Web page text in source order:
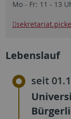
Mo - Fr: 11 - 13
Lebenslauf
seit